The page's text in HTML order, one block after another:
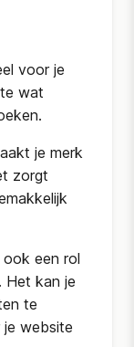
voor je
wat
je merk
zorgt
ook een rol
Het kan je
te
je website